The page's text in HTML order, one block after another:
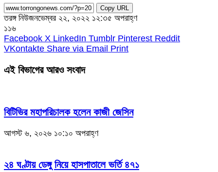
Copy URL
তরঙ্গ নিউজনভেম্বর ২২, ২০২২ ১২:৩৫ অপরাহ্ণ
১১৬
Facebook X LinkedIn Tumblr Pinterest Reddit
VKontakte Share via Email Print
এই বিভাগের আরও সংবাদ
বিটিভির মহাপরিচালক হলেন কাজী জেসিন
আগস্ট ৬, ২০২৬ ১০:১০ অপরাহ্ণ
২৪ ঘণ্টায় ডেঙ্গু নিয়ে হাসপাতালে ভর্তি ৪৭১